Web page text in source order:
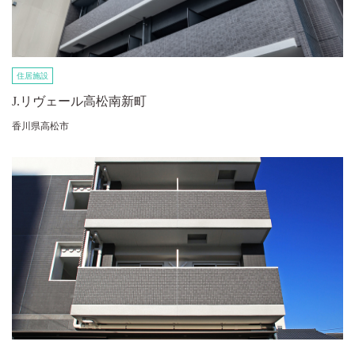
住居施設
J.リヴェール高松南新町
香川県高松市